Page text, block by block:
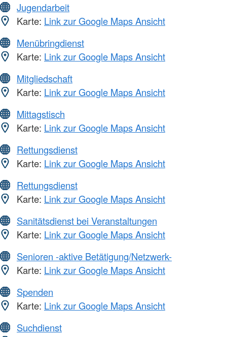
Jugendarbeit
Karte: Link zur Google Maps Ansicht
Menübringdienst
Karte: Link zur Google Maps Ansicht
Mitgliedschaft
Karte: Link zur Google Maps Ansicht
Mittagstisch
Karte: Link zur Google Maps Ansicht
Rettungsdienst
Karte: Link zur Google Maps Ansicht
Rettungsdienst
Karte: Link zur Google Maps Ansicht
Sanitätsdienst bei Veranstaltungen
Karte: Link zur Google Maps Ansicht
Senioren -aktive Betätigung/Netzwerk-
Karte: Link zur Google Maps Ansicht
Spenden
Karte: Link zur Google Maps Ansicht
Suchdienst